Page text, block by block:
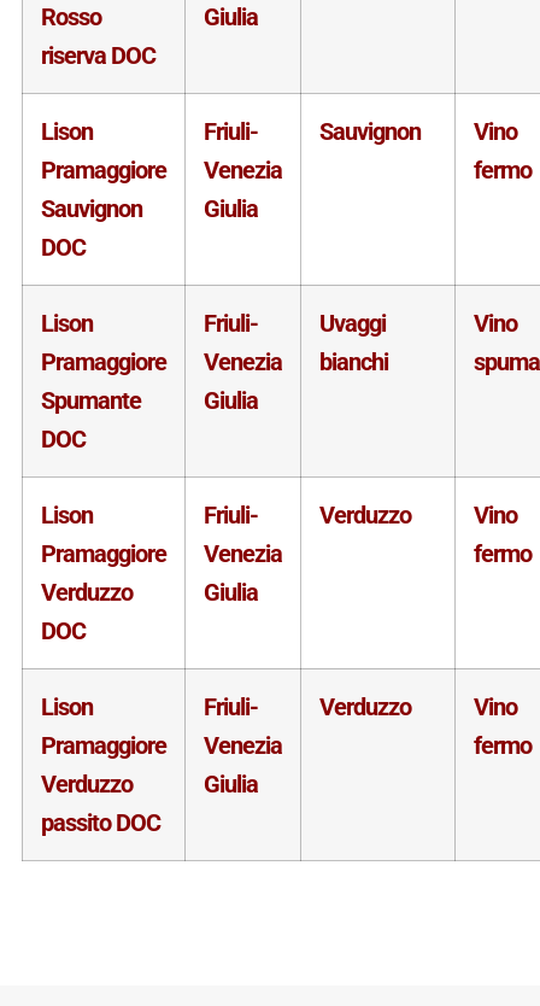
Rosso
riserva DOC
Giulia
Lison
Pramaggiore
Sauvignon
DOC
Friuli-
Venezia
Giulia
Sauvignon
Vino
fermo
Lison
Pramaggiore
Spumante
DOC
Friuli-
Venezia
Giulia
Uvaggi
bianchi
Vino
Lison
Pramaggiore
Verduzzo
DOC
Friuli-
Venezia
Giulia
Verduzzo
Vino
fermo
Lison
Pramaggiore
Verduzzo
passito DOC
Friuli-
Venezia
Giulia
Verduzzo
Vino
fermo